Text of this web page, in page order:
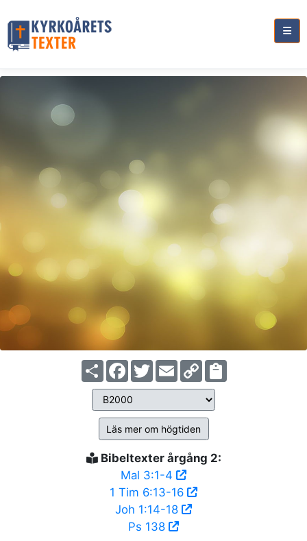
ShareFacebook
TwitterEmailCopy
Link
Läs mer om högtiden
Bibeltexter årgång 2:
Mal 3:1-4
1 Tim 6:13-16
Joh 1:14-18
Ps 138